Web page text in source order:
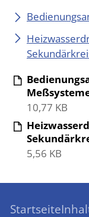
10,77 KB
5,56 KB
Startseite